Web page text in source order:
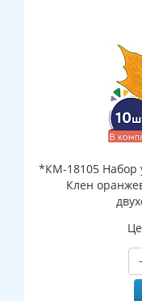
*КМ-18105 Набор
Клен